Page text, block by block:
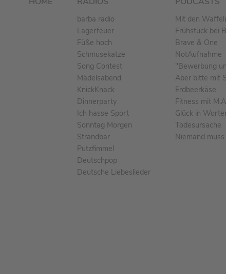
barba radio
Lagerfeuer
Füße hoch
Schmusekatze
Song Contest
Mädelsabend
KnickKnack
Dinnerparty
Ich hasse Sport
Sonntag Morgen
Strandbar
Putzfimmel
Deutschpop
Deutsche Liebeslieder
Mit den
Frühstück bei
Brave & One
NotAufnahme
"Bewerbung
Aber bitte mit
Erdbeerkäse
Fitness mit
Glück in
Todesursache
Niemand